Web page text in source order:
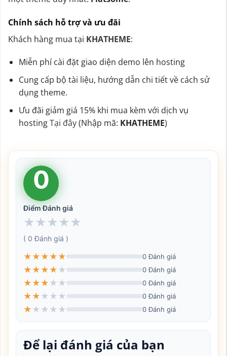
Chính sách hỗ trợ và ưu đãi
Khách hàng mua tại KHATHEME:
Miễn phí cài đặt giao diện demo lên hosting
Cung cấp bộ tài liệu, hướng dẫn chi tiết về cách sử
dụng theme.
Ưu đãi giảm giá 15% khi mua kèm với dịch vụ
hostingTại đây(Nhập mã: KHATHEME)
0
Điểm Đánh giá
★ ★ ★ ★ ★
( 0 Đánh giá )
★ ★ ★ ★ ★ 0 Đánh giá
★ ★ ★ ★ ★ 0 Đánh giá
★ ★ ★ ★ ★ 0 Đánh giá
★ ★ ★ ★ ★ 0 Đánh giá
★ ★ ★ ★ ★ 0 Đánh giá
Để lại đánh giá của bạn